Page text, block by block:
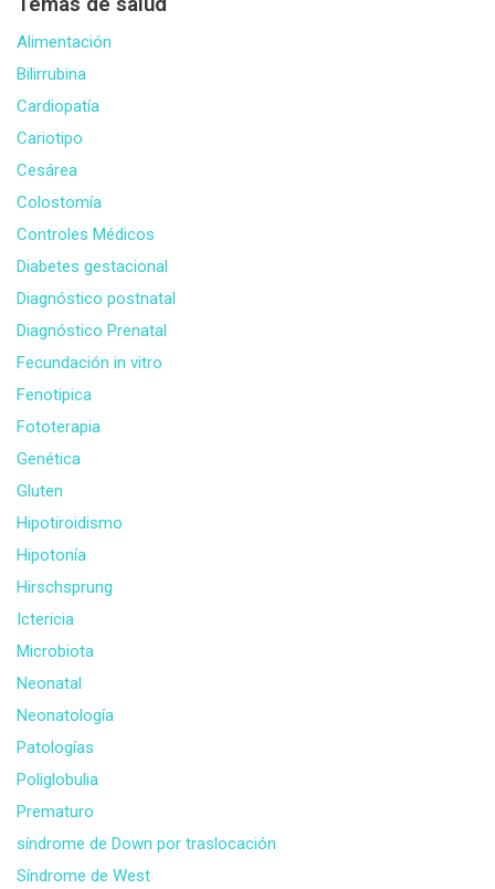
Alimentación
Bilirrubina
Cardiopatía
Cariotipo
Cesárea
Colostomía
Controles Médicos
Diabetes gestacional
Diagnóstico postnatal
Diagnóstico Prenatal
Fecundación in vitro
Fenotipica
Fototerapia
Genética
Gluten
Hipotiroidismo
Hipotonía
Hirschsprung
Ictericia
Microbiota
Neonatal
Neonatología
Patologías
Poliglobulia
Prematuro
síndrome de Down por traslocación
Síndrome de West